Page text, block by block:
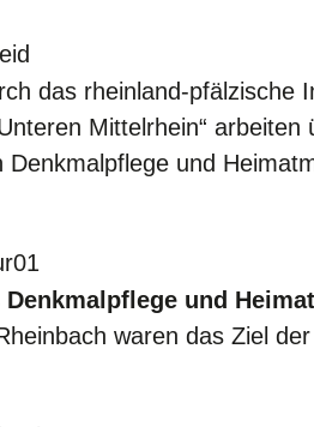
das rheinland-
Mittelrhein“
und
und
waren das Ziel